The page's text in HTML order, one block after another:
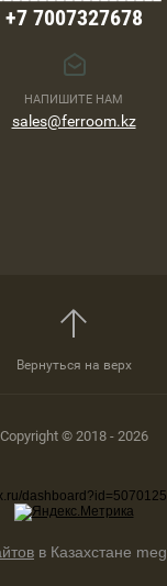
+7 7007327678
НАПИШИТЕ НАМ
sales@ferroom.kz
Вернуться на верх
Copyright © 2018 - 2026
в Казахстане